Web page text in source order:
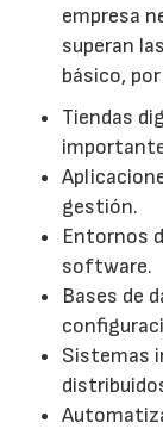
empresa
superan
básico,
Tiendas
gestión.
Entornos
software.
Bases de
Sistemas